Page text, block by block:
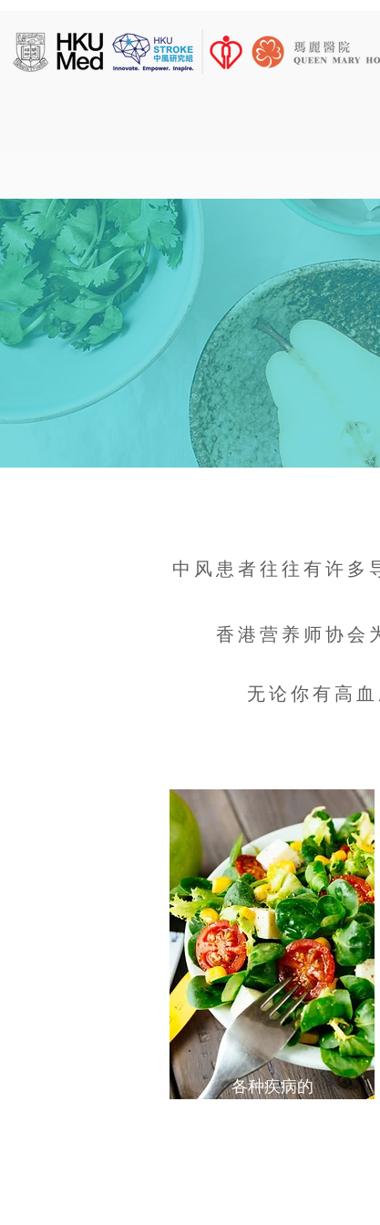
中风患者往往有许多
香港营养师协会
无论你有高
各种疾病的